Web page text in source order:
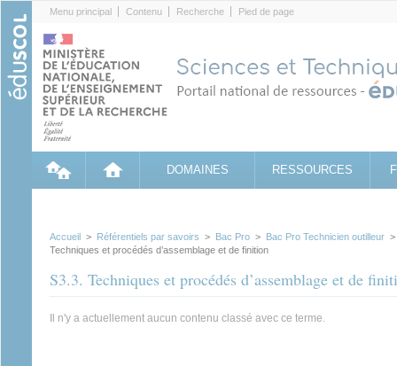
Menu principal Contenu Recherche Pied de page
DOMAINES RESSOURCES
Accueil > Référentiels par savoirs > Bac Pro > Bac Pro Technicien outilleur
Techniques et procédés d’assemblage et de finition
S3.3. Techniques et procédés d’assemblage et de
Il n'y a actuellement aucun contenu classé avec ce terme.